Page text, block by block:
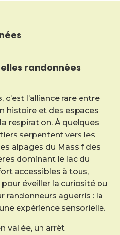
randonnées
l’alliance rare entre
histoire et des espaces
respiration. À quelques
serpentent vers les
alpages du Massif des
dominant le lac du
accessibles à tous,
éveiller la curiosité ou
randonneurs aguerris : la
expérience sensorielle.
vallée, un arrêt